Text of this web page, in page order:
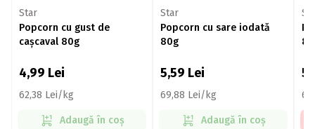
Star
Popcorn cu gust de
cașcaval 80g
4,99 Lei
62,38 Lei/kg
Adaugă în coș
Star
Popcorn cu sare iodată
80g
5,59 Lei
69,88 Lei/kg
Adaugă în coș